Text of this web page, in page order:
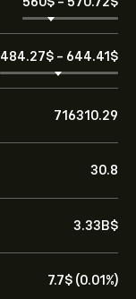
484.27‎$‎ - 644.41‎$‎
716310.29
30.8
3.33B‎$‎
7.7‎$‎ (0.01%)